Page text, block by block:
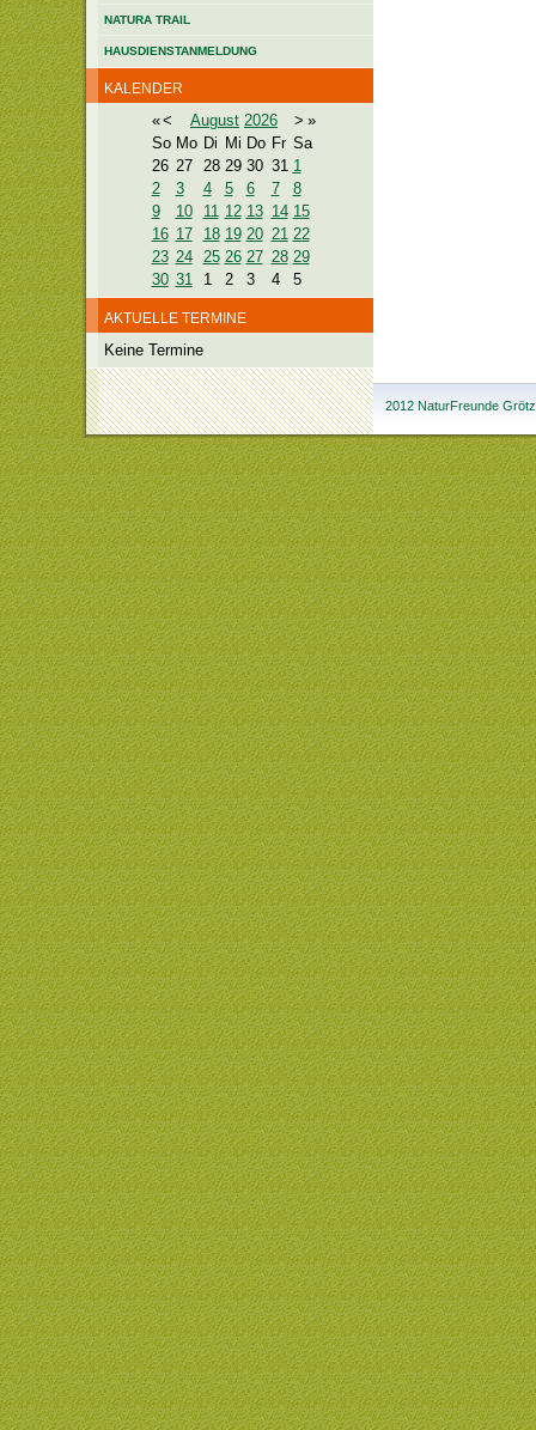
NATURA TRAIL
HAUSDIENSTANMELDUNG
KALENDER
«< August 2026 > »
So Mo Di Mi Do Fr Sa
26 27 28 29 30 31 1
2
3 4 5 6 7
8
9
10 11 12 13 14 15
16 17 18 19 20 21 22
23 24 25 26 27 28 29
30 31 1 2 3 4 5
AKTUELLE TERMINE
Keine Termine
2012 NaturFreunde